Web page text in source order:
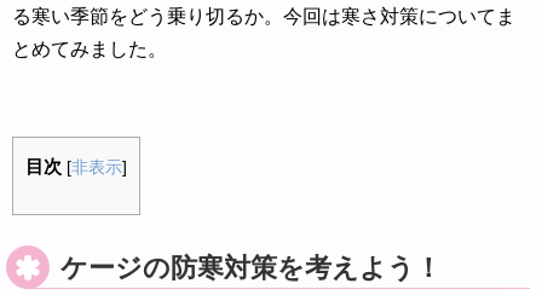
る寒い季節をどう乗り切るか。今回は寒さ対策についてま
とめてみました。
目次 [非表示]
ケージの防寒対策を考えよう！